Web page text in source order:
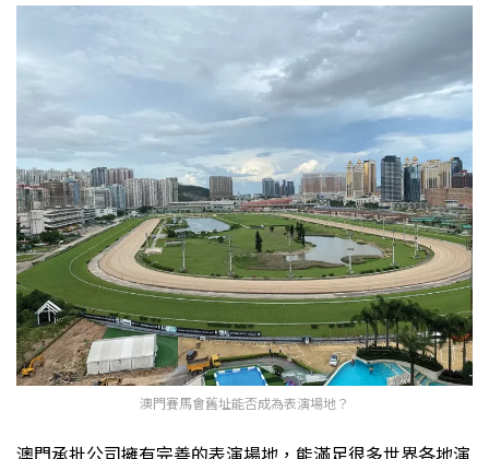
澳門賽馬會舊址能否成為表演場地？
澳門承批公司擁有完善的表演場地，能滿足很多世界各地演